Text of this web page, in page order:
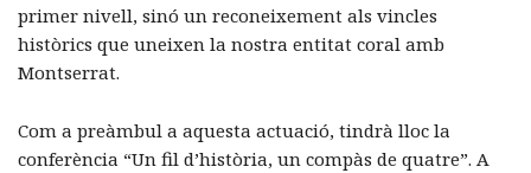
primer nivell, sinó un reconeixement als vincles
històrics que uneixen la nostra entitat coral amb
Montserrat.
Com a preàmbul a aquesta actuació, tindrà lloc la
conferència “Un fil d’història, un compàs de quatre”. A